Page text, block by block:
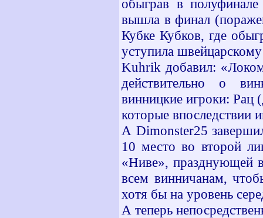
обыграв в
вышла в финал
Кубке Кубков, где
уступила
Kuhrik добавил:
действительно о
винницкие игроки: Рац
которые впоследствии
А Dimonster25
10 место во второй
«Ниве», празднующей
всем винничанам,
хотя бы на уровень
А теперь